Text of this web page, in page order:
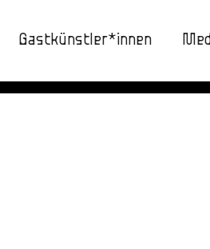
Gastkünstler*innen